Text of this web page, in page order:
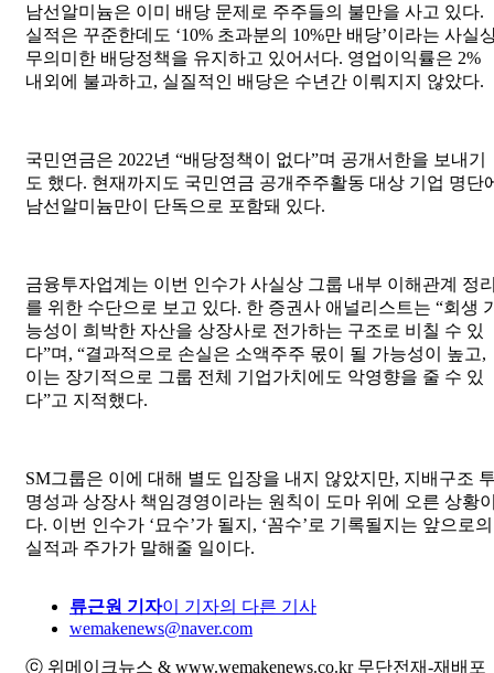
남선알미늄은 이미 배당 문제로 주주들의 불만을 사고 있다.
실적은 꾸준한데도 ‘10% 초과분의 10%만 배당’이라는 사실
무의미한 배당정책을 유지하고 있어서다. 영업이익률은 2%
내외에 불과하고, 실질적인 배당은 수년간 이뤄지지 않았다.
국민연금은 2022년 “배당정책이 없다”며 공개서한을 보내기
도 했다. 현재까지도 국민연금 공개주주활동 대상 기업 명단
남선알미늄만이 단독으로 포함돼 있다.
금융투자업계는 이번 인수가 사실상 그룹 내부 이해관계 정
를 위한 수단으로 보고 있다. 한 증권사 애널리스트는 “회생
능성이 희박한 자산을 상장사로 전가하는 구조로 비칠 수 있
다”며, “결과적으로 손실은 소액주주 몫이 될 가능성이 높고,
이는 장기적으로 그룹 전체 기업가치에도 악영향을 줄 수 있
다”고 지적했다.
SM그룹은 이에 대해 별도 입장을 내지 않았지만, 지배구조
명성과 상장사 책임경영이라는 원칙이 도마 위에 오른 상황
다. 이번 인수가 ‘묘수’가 될지, ‘꼼수’로 기록될지는 앞으로의
실적과 주가가 말해줄 일이다.
류근원 기자이 기자의 다른 기사
wemakenews@naver.com
ⓒ 위메이크뉴스 & www.wemakenews.co.kr 무단전재-재배포